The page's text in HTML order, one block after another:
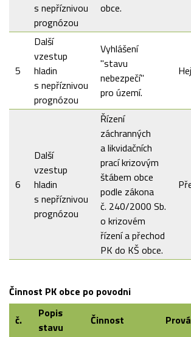
s nepříznivou
prognózou
obce.
5
Další
vzestup
hladin
s nepříznivou
prognózou
Vyhlášení
"stavu
nebezpečí"
pro území.
6
Další
vzestup
hladin
s nepříznivou
prognózou
Řízení
záchranných
a likvidačních
prací krizovým
štábem obce
podle zákona
č. 240/2000 Sb.
o krizovém
řízení a přechod
PK do KŠ obce.
Činnost PK obce po povodni
č.
Popis
stavu
Činnost